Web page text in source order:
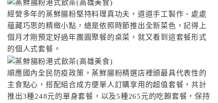
經營多年的蒸鮮腸粉堅持料理真功夫，道道手工製作、處處
蘊藏巧思的精緻小點，總是依照時節推出全新菜色，記得上
個月才剛預定好過年團圓聚餐的桌菜，就又看到這套餐形式
的個人式套餐。
順應國內全民防疫政策，蒸鮮腸粉精選店裡頭最具代表性的
主食點心，搭配組合成方便單人訂購享用的超值套餐，共計
推出3種248元的單身套餐，以及5種265元的吃飽套餐，保持